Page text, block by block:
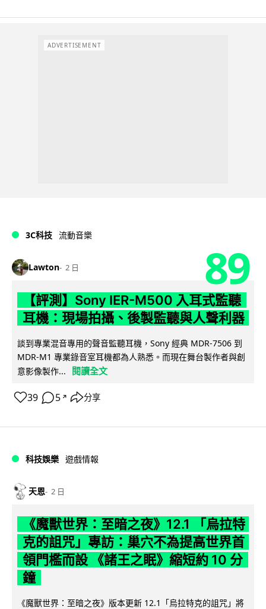
ADVERTISEMENT
3C科技 流動音樂
Lawton 2 日 89
【評測】Sony IER-M500 入耳式監聽
耳機：現場拍攝、後製監聽與人聲利器
談到專業混音專用的聲音監聽耳機，Sony 經典 MDR-7506 到
MDR-M1 專業錄音室耳機都為人熟悉。而現在舞台製作者與創
意影像製作...
閱讀全文
39 5 ↗ 分享
科技娛樂 遊戲情報
天恩 2 日
《魔獸世界：至暗之夜》12.1 「烏拉特
克的詛咒」專訪：巢穴不為提高世界首
領門檻而設 《諸王之眠》縮短約 10 分
鐘
《魔獸世界：至暗之夜》版本更新 12.1「烏拉特克的詛咒」將